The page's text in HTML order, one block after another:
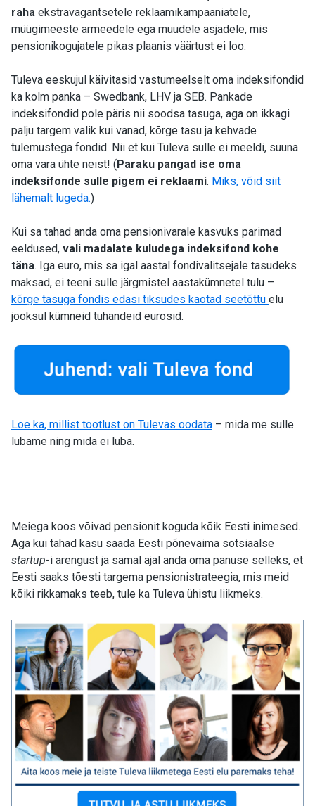
raha ekstravagantsetele reklaamikampaaniatele,
müügimeeste armeedele ega muudele asjadele, mis
pensionikogujatele pikas plaanis väärtust ei loo.
Tuleva eeskujul käivitasid vastumeelselt oma indeksifondid
ka kolm panka – Swedbank, LHV ja SEB. Pankade
indeksifondid pole päris nii soodsa tasuga, aga on ikkagi
palju targem valik kui vanad, kõrge tasu ja kehvade
tulemustega fondid. Nii et kui Tuleva sulle ei meeldi, suuna
oma vara ühte neist! ( Paraku pangad ise oma
indeksifonde sulle pigem ei reklaami. Miks, võid siit
lähemalt lugeda.)
Kui sa tahad anda oma pensionivarale kasvuks parimad
eeldused, vali madalate kuludega indeksifond kohe
täna. Iga euro, mis sa igal aastal fondivalitsejale tasudeks
maksad, ei teeni sulle järgmistel aastakümnetel tulu –
kõrge tasuga fondis edasi tiksudes kaotad seetõttu elu
jooksul kümneid tuhandeid eurosid.
Loe ka, millist tootlust on Tulevas oodata – mida me sulle
lubame ning mida ei luba.
Meiega koos võivad pensionit koguda kõik Eesti inimesed.
Aga kui tahad kasu saada Eesti põnevaima sotsiaalse
startup-i arengust ja samal ajal anda oma panuse selleks, et
Eesti saaks tõesti targema pensionistrateegia, mis meid
kõiki rikkamaks teeb, tule ka Tuleva ühistu liikmeks.